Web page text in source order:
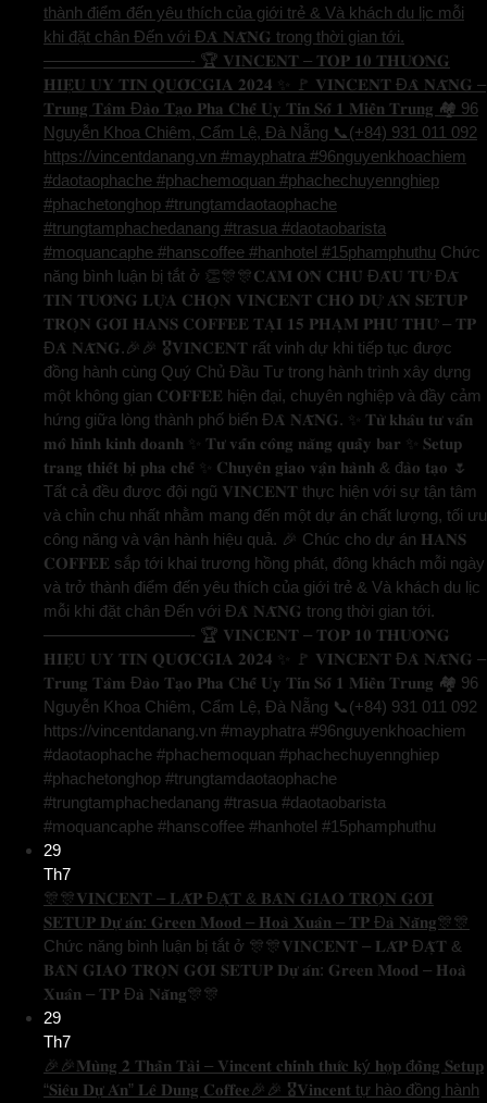
thành điểm đến yêu thích của giới trẻ & Và khách du lịc mỗi
khi đặt chân Đến với Đ𝐀̀ 𝐍𝐀̆̃𝐍𝐆 trong thời gian tới.
—————————- 🏆 𝐕𝐈𝐍𝐂𝐄𝐍𝐓 – 𝐓𝐎𝐏 𝟏𝟎 𝐓𝐇𝐔̛𝐎̛𝐍𝐆
𝐇𝐈𝐄̣̂𝐔 𝐔𝐘 𝐓𝐈́𝐍 𝐐𝐔𝐎̂́𝐂𝐆𝐈𝐀 𝟐𝟎𝟐𝟒 ✨ 🚩 𝐕𝐈𝐍𝐂𝐄𝐍𝐓 Đ𝐀̀ 𝐍𝐀̆̃𝐍𝐆 –
𝐓𝐫𝐮𝐧𝐠 𝐓𝐚̂𝐦 Đ𝐚̀𝐨 𝐓𝐚̣𝐨 𝐏𝐡𝐚 𝐂𝐡𝐞̂́ 𝐔𝐲 𝐓𝐢́𝐧 𝐒𝐨̂́ 𝟏 𝐌𝐢𝐞̂̀𝐧 𝐓𝐫𝐮𝐧𝐠 🏘️ 96
Nguyễn Khoa Chiêm, Cẩm Lệ, Đà Nẵng 📞(+84) 931 011 092
https://vincentdanang.vn #mayphatra #96nguyenkhoachiem
#daotaophache #phachemoquan #phachechuyennghiep
#phachetonghop #trungtamdaotaophache
#trungtamphachedanang #trasua #daotaobarista
#moquancaphe #hanscoffee #hanhotel #15phamphuthu Chức
năng bình luận bị tắt ở 👏🎊🎊𝐂𝐀̉𝐌 𝐎̛𝐍 𝐂𝐇𝐔̉ Đ𝐀̂̀𝐔 𝐓𝐔̛ Đ𝐀̃
𝐓𝐈𝐍 𝐓𝐔̛𝐎̛̉𝐍𝐆 𝐋𝐔̛̣𝐀 𝐂𝐇𝐎̣𝐍 𝐕𝐈𝐍𝐂𝐄𝐍𝐓 𝐂𝐇𝐎 𝐃𝐔̛̣ 𝐀́𝐍 𝐒𝐄𝐓𝐔𝐏
𝐓𝐑𝐎̣𝐍 𝐆𝐎́𝐈 𝐇𝐀𝐍𝐒 𝐂𝐎𝐅𝐅𝐄𝐄 𝐓𝐀̣𝐈 𝟏𝟓 𝐏𝐇𝐀̣𝐌 𝐏𝐇𝐔́ 𝐓𝐇𝐔̛́ – 𝐓𝐏
Đ𝐀̀ 𝐍𝐀̆̃𝐍𝐆.🎉🎉 🎖️𝐕𝐈𝐍𝐂𝐄𝐍𝐓 rất vinh dự khi tiếp tục được
đồng hành cùng Quý Chủ Đầu Tư trong hành trình xây dựng
một không gian 𝐂𝐎𝐅𝐅𝐄𝐄 hiện đại, chuyên nghiệp và đầy cảm
hứng giữa lòng thành phố biển Đ𝐀̀ 𝐍𝐀̆̃𝐍𝐆. ✨ 𝐓𝐮̛̀ 𝐤𝐡𝐚̂𝐮 𝐭𝐮̛ 𝐯𝐚̂́𝐧
𝐦𝐨̂ 𝐡𝐢̀𝐧𝐡 𝐤𝐢𝐧𝐡 𝐝𝐨𝐚𝐧𝐡 ✨ 𝐓𝐮̛ 𝐯𝐚̂́𝐧 𝐜𝐨̂𝐧𝐠 𝐧𝐚̆𝐧𝐠 𝐪𝐮𝐚̂̀𝐲 𝐛𝐚𝐫 ✨ 𝐒𝐞𝐭𝐮𝐩
𝐭𝐫𝐚𝐧𝐠 𝐭𝐡𝐢𝐞̂́𝐭 𝐛𝐢̣ 𝐩𝐡𝐚 𝐜𝐡𝐞̂́ ✨ 𝐂𝐡𝐮𝐲𝐞̂̉𝐧 𝐠𝐢𝐚𝐨 𝐯𝐚̣̂𝐧 𝐡𝐚̀𝐧𝐡 & đ𝐚̀𝐨 𝐭𝐚̣𝐨 🌷
Tất cả đều được đội ngũ 𝐕𝐈𝐍𝐂𝐄𝐍𝐓 thực hiện với sự tận tâm
và chỉn chu nhất nhằm mang đến một dự án chất lượng, tối ưu
công năng và vận hành hiệu quả. 🎉 Chúc cho dự án 𝐇𝐀𝐍𝐒
𝐂𝐎𝐅𝐅𝐄𝐄 sắp tới khai trương hồng phát, đông khách mỗi ngày
và trở thành điểm đến yêu thích của giới trẻ & Và khách du lịc
mỗi khi đặt chân Đến với Đ𝐀̀ 𝐍𝐀̆̃𝐍𝐆 trong thời gian tới.
—————————- 🏆 𝐕𝐈𝐍𝐂𝐄𝐍𝐓 – 𝐓𝐎𝐏 𝟏𝟎 𝐓𝐇𝐔̛𝐎̛𝐍𝐆
𝐇𝐈𝐄̣̂𝐔 𝐔𝐘 𝐓𝐈́𝐍 𝐐𝐔𝐎̂́𝐂𝐆𝐈𝐀 𝟐𝟎𝟐𝟒 ✨ 🚩 𝐕𝐈𝐍𝐂𝐄𝐍𝐓 Đ𝐀̀ 𝐍𝐀̆̃𝐍𝐆 –
𝐓𝐫𝐮𝐧𝐠 𝐓𝐚̂𝐦 Đ𝐚̀𝐨 𝐓𝐚̣𝐨 𝐏𝐡𝐚 𝐂𝐡𝐞̂́ 𝐔𝐲 𝐓𝐢́𝐧 𝐒𝐨̂́ 𝟏 𝐌𝐢𝐞̂̀𝐧 𝐓𝐫𝐮𝐧𝐠 🏘️ 96
Nguyễn Khoa Chiêm, Cẩm Lệ, Đà Nẵng 📞(+84) 931 011 092
https://vincentdanang.vn #mayphatra #96nguyenkhoachiem
#daotaophache #phachemoquan #phachechuyennghiep
#phachetonghop #trungtamdaotaophache
#trungtamphachedanang #trasua #daotaobarista
#moquancaphe #hanscoffee #hanhotel #15phamphuthu
29
Th7
🎊🎊𝐕𝐈𝐍𝐂𝐄𝐍𝐓 – 𝐋𝐀̆́𝐏 Đ𝐀̣̆𝐓 & 𝐁𝐀̀𝐍 𝐆𝐈𝐀𝐎 𝐓𝐑𝐎̣𝐍 𝐆𝐎́𝐈
𝐒𝐄𝐓𝐔𝐏 𝐃𝐮̛̣ 𝐚́𝐧: 𝐆𝐫𝐞𝐞𝐧 𝐌𝐨𝐨𝐝 – 𝐇𝐨𝐚̀ 𝐗𝐮𝐚̂𝐧 – 𝐓𝐏 Đ𝐚̀ 𝐍𝐚̆̃𝐧𝐠🎊🎊
Chức năng bình luận bị tắt ở 🎊🎊𝐕𝐈𝐍𝐂𝐄𝐍𝐓 – 𝐋𝐀̆́𝐏 Đ𝐀̣̆𝐓 &
𝐁𝐀̀𝐍 𝐆𝐈𝐀𝐎 𝐓𝐑𝐎̣𝐍 𝐆𝐎́𝐈 𝐒𝐄𝐓𝐔𝐏 𝐃𝐮̛̣ 𝐚́𝐧: 𝐆𝐫𝐞𝐞𝐧 𝐌𝐨𝐨𝐝 – 𝐇𝐨𝐚̀
𝐗𝐮𝐚̂𝐧 – 𝐓𝐏 Đ𝐚̀ 𝐍𝐚̆̃𝐧𝐠🎊🎊
29
Th7
🎉🎉𝐌𝐮̀𝐧𝐠 𝟐 𝐓𝐡𝐚̂̀𝐧 𝐓𝐚̀𝐢 – 𝐕𝐢𝐧𝐜𝐞𝐧𝐭 𝐜𝐡𝐢́𝐧𝐡 𝐭𝐡𝐮̛́𝐜 𝐤ý 𝐡𝐨̛̣𝐩 đ𝐨̂̀𝐧𝐠 𝐒𝐞𝐭𝐮𝐩
“𝐒𝐢𝐞̂𝐮 𝐃𝐮̛̣ 𝐀́𝐧” 𝐋𝐞̂ 𝐃𝐮𝐧𝐠 𝐂𝐨𝐟𝐟𝐞𝐞🎉🎉 🎖️𝐕𝐢𝐧𝐜𝐞𝐧𝐭 tự hào đồng hành